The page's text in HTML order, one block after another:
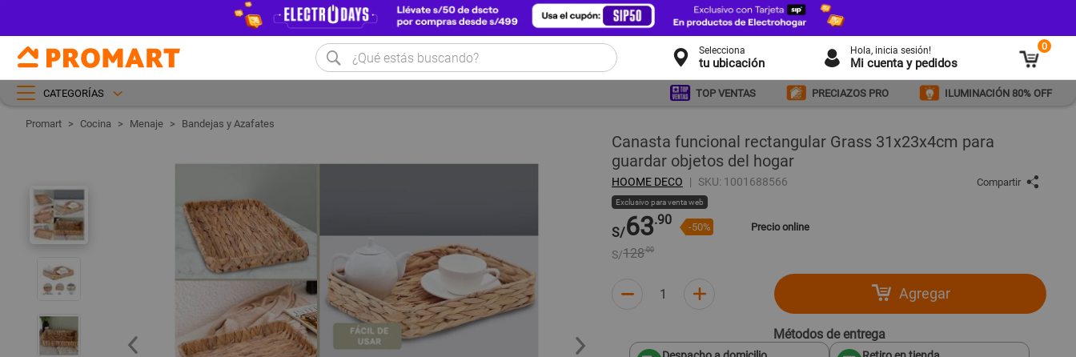
Selecciona
tu ubicación
Hola, inicia sesión!
Mi cuenta y pedidos
0
CATEGORÍAS TOP VENTAS PRECIAZOS PRO ILUMINACIÓN 80% OFF
Cocina Menaje Bandejas y Azafates
Canasta funcional rectangular Grass 31x23x4cm para
guardar objetos del hogar
HOOME DECO SKU: 1001688566 Compartir
Exclusivo para venta web
S/63.90 -50% Precio online
S/128.00
Agregar
Métodos de entrega